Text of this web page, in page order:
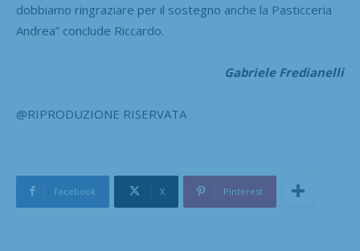
dobbiamo ringraziare per il sostegno anche la Pasticceria
Andrea” conclude Riccardo.
Gabriele Fredianelli
@RIPRODUZIONE RISERVATA
Facebook X Pinterest